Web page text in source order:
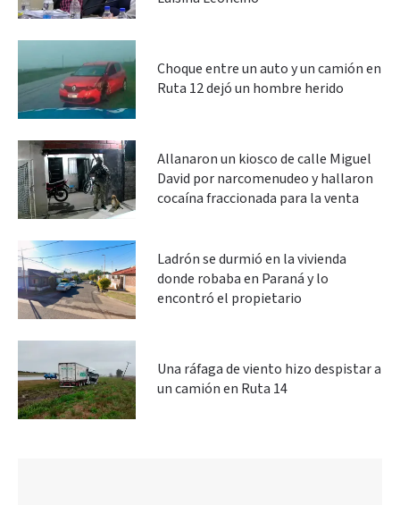
Choque entre un auto y un camión en
Ruta 12 dejó un hombre herido
Allanaron un kiosco de calle Miguel
David por narcomenudeo y hallaron
cocaína fraccionada para la venta
Ladrón se durmió en la vivienda
donde robaba en Paraná y lo
encontró el propietario
Una ráfaga de viento hizo despistar a
un camión en Ruta 14